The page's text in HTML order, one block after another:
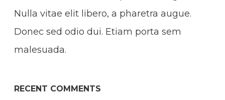
Nulla vitae elit libero, a pharetra augue.
Donec sed odio dui. Etiam porta sem
malesuada.
RECENT COMMENTS